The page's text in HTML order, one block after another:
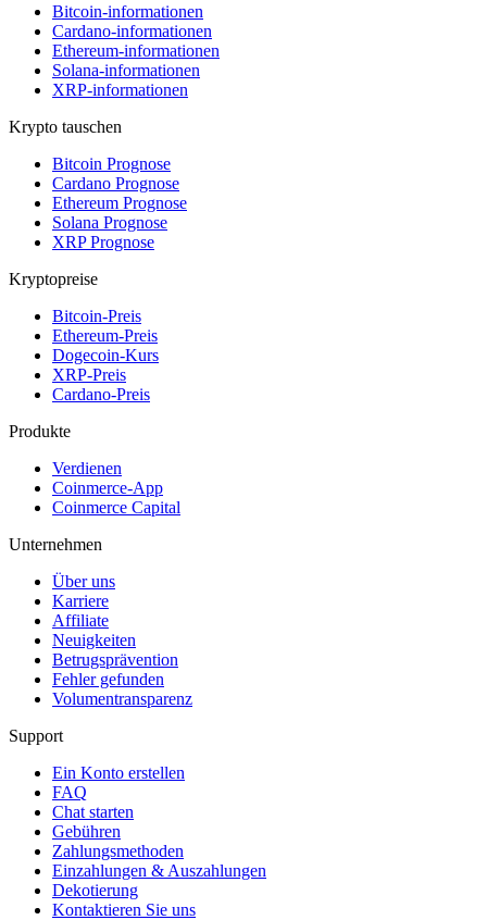
Bitcoin-informationen
Cardano-informationen
Ethereum-informationen
Solana-informationen
XRP-informationen
Krypto tauschen
Bitcoin Prognose
Cardano Prognose
Ethereum Prognose
Solana Prognose
XRP Prognose
Kryptopreise
Bitcoin-Preis
Ethereum-Preis
Dogecoin-Kurs
XRP-Preis
Cardano-Preis
Produkte
Verdienen
Coinmerce-App
Coinmerce Capital
Unternehmen
Über uns
Karriere
Affiliate
Neuigkeiten
Betrugsprävention
Fehler gefunden
Volumentransparenz
Support
Ein Konto erstellen
FAQ
Chat starten
Gebühren
Zahlungsmethoden
Einzahlungen & Auszahlungen
Dekotierung
Kontaktieren Sie uns